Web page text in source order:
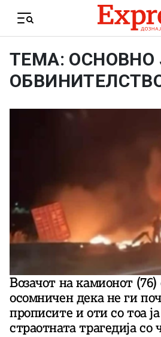
Menu
ТЕМА: ОСНОВНО
Возачот на камионот (76)
осомничен дека не ги
прописите и оти со тоа
страотната трагедија со